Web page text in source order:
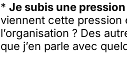
*Je subis une
viennent cette pression
l’organisation ? Des
que j’en parle avec